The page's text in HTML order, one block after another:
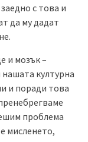
с това и
да му дадат
и мозък –
културна
и поради това
проблема
мисленето,